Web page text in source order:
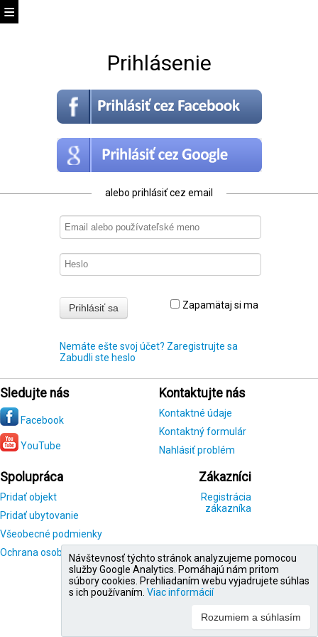
Prihlásenie
alebo prihlásiť cez email
Zapamätaj si ma
Nemáte ešte svoj účet? Zaregistrujte sa
Zabudli ste heslo
Sledujte nás
Facebook
YouTube
Kontaktujte nás
Kontaktné údaje
Kontaktný formulár
Nahlásiť problém
Spolupráca
Pridať objekt
Pridať ubytovanie
Všeobecné podmienky
Ochrana osobných údajov
Zákazníci
Registrácia
zákazníka
Návštevnosť týchto stránok analyzujeme pomocou
služby Google Analytics. Pomáhajú nám pritom
súbory cookies. Prehliadaním webu vyjadrujete súhlas
s ich používaním. Viac informácií